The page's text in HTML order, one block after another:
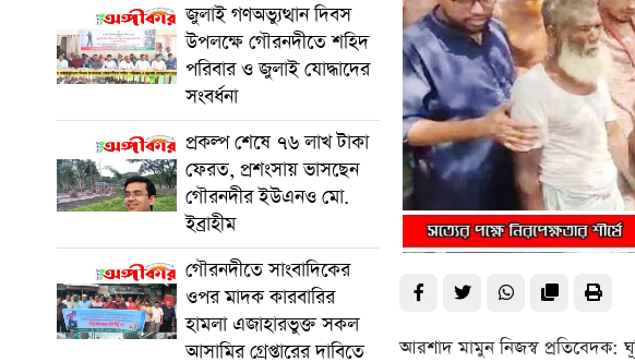
জুলাই গণঅভ্যুত্থান দিবস
উপলক্ষে গৌরনদীতে শহিদ
পরিবার ও জুলাই যোদ্ধাদের
সংবর্ধনা
প্রকল্প শেষে ৭৬ লাখ টাকা
ফেরত, প্রশংসায় ভাসছেন
গৌরনদীর ইউএনও মো.
ইব্রাহীম
গৌরনদীতে সাংবাদিকের
ওপর মাদক কারবারির
হামলা এজাহারভুক্ত সকল
আসামির গ্রেপ্তারের দাবিতে
আরশাদ মামুন নিজস্ব প্রতিবেদক: